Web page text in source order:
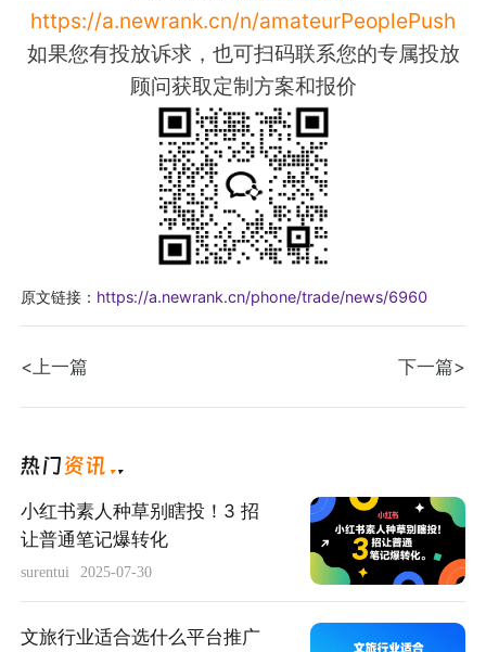
https://a.newrank.cn/n/amateurPeoplePush
如果您有投放诉求，也可扫码联系您的专属投放
顾问获取定制方案和报价
原文链接： https://a.newrank.cn/phone/trade/news/6960
<上一篇 下一篇>
小红书素人种草别瞎投！3 招
让普通笔记爆转化
surentui 2025-07-30
文旅行业适合选什么平台推广